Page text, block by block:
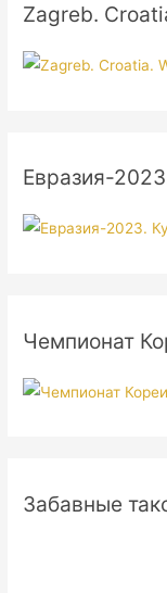
Zagreb.
Евразия-
Чемпионат
Забавные